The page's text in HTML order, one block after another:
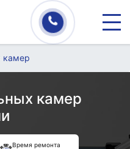
камер
камер
Время ремонта